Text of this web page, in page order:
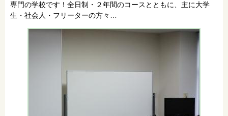
専門の学校です！全日制・２年間のコースとともに、主に大学
生・社会人・フリーターの方々…